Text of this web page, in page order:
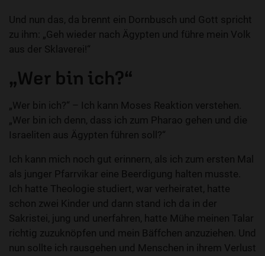
Und nun das, da brennt ein Dornbusch und Gott spricht
zu ihm: „Geh wieder nach Ägypten und führe mein Volk
aus der Sklaverei!“
„Wer bin ich?“
„Wer bin ich?“ – Ich kann Moses Reaktion verstehen.
„Wer bin ich denn, dass ich zum Pharao gehen und die
Israeliten aus Ägypten führen soll?“
Ich kann mich noch gut erinnern, als ich zum ersten Mal
als junger Pfarrvikar eine Beerdigung halten musste.
Ich hatte Theologie studiert, war verheiratet, hatte
schon zwei Kinder und dann stand ich da in der
Sakristei, jung und unerfahren, hatte Mühe meinen Talar
richtig zuzuknöpfen und mein Bäffchen anzuziehen. Und
nun sollte ich rausgehen und Menschen in ihrem Verlust